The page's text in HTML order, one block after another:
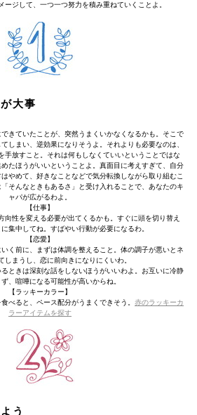
ージして、一つ一つ努力を積み重ねていくことよ。
大事
きていたことが、突然うまくいかなくなるかも。そこで
しまい、逆効果になりそうよ。それよりも必要なのは、
手放すこと。それは何もしなくていいということではな
たほうがいいということよ。真面目に考えすぎて、自分
やめて、好きなことなどで気分転換しながら取り組むこ
そんなときもあるさ」と受け入れることで、あなたのキ
ャパが広がるわよ。
【仕事】
向性を変える必要が出てくるかも。すぐに頭を切り替え
集中してね。すばやい行動が必要になるわ。
【恋愛】
く前に、まずは体調を整えること。体の調子が悪いとネ
しまうし、恋に前向きになりにくいわ。
ときは深刻な話をしないほうがいいわよ。お互いに冷静
、喧嘩になる可能性が高いからね。
【ラッキーカラー】
べると、ペース配分がうまくできそう。 赤のラッキーカ
ラーアイテムを探す
う